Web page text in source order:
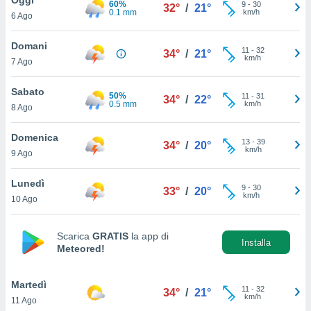
è
al sito
di
ci
di
il
un
la
nella
6 Ago
60%
0.1 mm
32° / 21° 9- 30
km/h
Domani
7 Ago
34° / 21° 11 - 32
km/h
Sabato
8 Ago
50%
0.5 mm
34° / 22° 11 - 31
km/h
Domenica
9 Ago
34° / 20° 13- 39
km/h
Lunedì
10 Ago
33° / 20° 9- 30
km/h
Scarica GRATIS la app di
Meteored!
Installa
Martedì
11 Ago
34° / 21° 11 - 32
km/h